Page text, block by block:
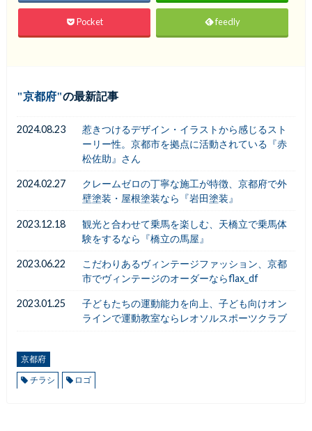
Pocket feedly
京都府 の最新記事
2024.08.23
惹きつけるデザイン・イラストから感じるスト
ーリー性。京都市を拠点に活動されている『赤
松佐助』さん
2024.02.27
クレームゼロの丁寧な施工が特徴、京都府で外
壁塗装・屋根塗装なら『岩田塗装』
2023.12.18
観光と合わせて乗馬を楽しむ、天橋立で乗馬体
験をするなら『橋立の馬屋』
2023.06.22
こだわりあるヴィンテージファッション、京都
市でヴィンテージのオーダーならflax_df
2023.01.25
子どもたちの運動能力を向上、子ども向けオン
ラインで運動教室ならレオソルスポーツクラブ
京都府
チラシ
ロゴ